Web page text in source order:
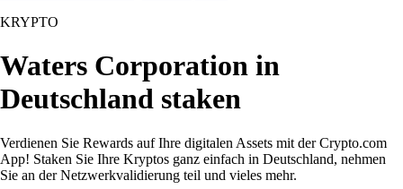
KRYPTO
Waters Corporation in
Deutschland staken
Verdienen Sie Rewards auf Ihre digitalen Assets mit der Crypto.com
App! Staken Sie Ihre Kryptos ganz einfach in Deutschland, nehmen
Sie an der Netzwerkvalidierung teil und vieles mehr.